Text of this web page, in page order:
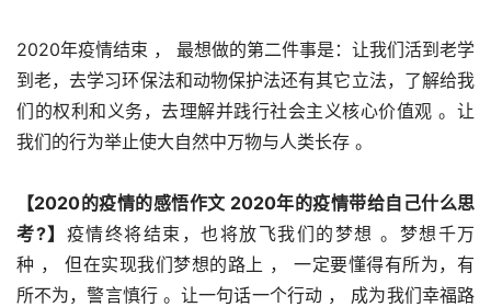
2020年疫情结束 ， 最想做的第二件事是：让我们活到老学
到老，去学习环保法和动物保护法还有其它立法，了解给我
们的权利和义务，去理解并践行社会主义核心价值观 。让
我们的行为举止使大自然中万物与人类长存 。
【2020的疫情的感悟作文 2020年的疫情带给自己什么思
考?】 疫情终将结束，也将放飞我们的梦想 。梦想千万
种 ， 但在实现我们梦想的路上 ， 一定要懂得有所为，有
所不为，警言慎行 。让一句话一个行动 ， 成为我们幸福路